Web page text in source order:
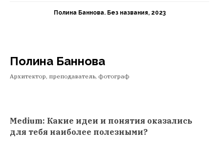
Полина Баннова. Без названия, 2023
Полина Баннова
Архитектор, преподаватель, фотограф
Medium: Какие идеи и понятия оказались
для тебя наиболее полезными?